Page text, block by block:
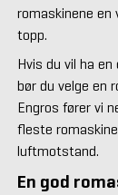
romaskinene en
topp.
Hvis du vil ha
bør du velge en
Engros fører vi
fleste
luftmotstand.
En god